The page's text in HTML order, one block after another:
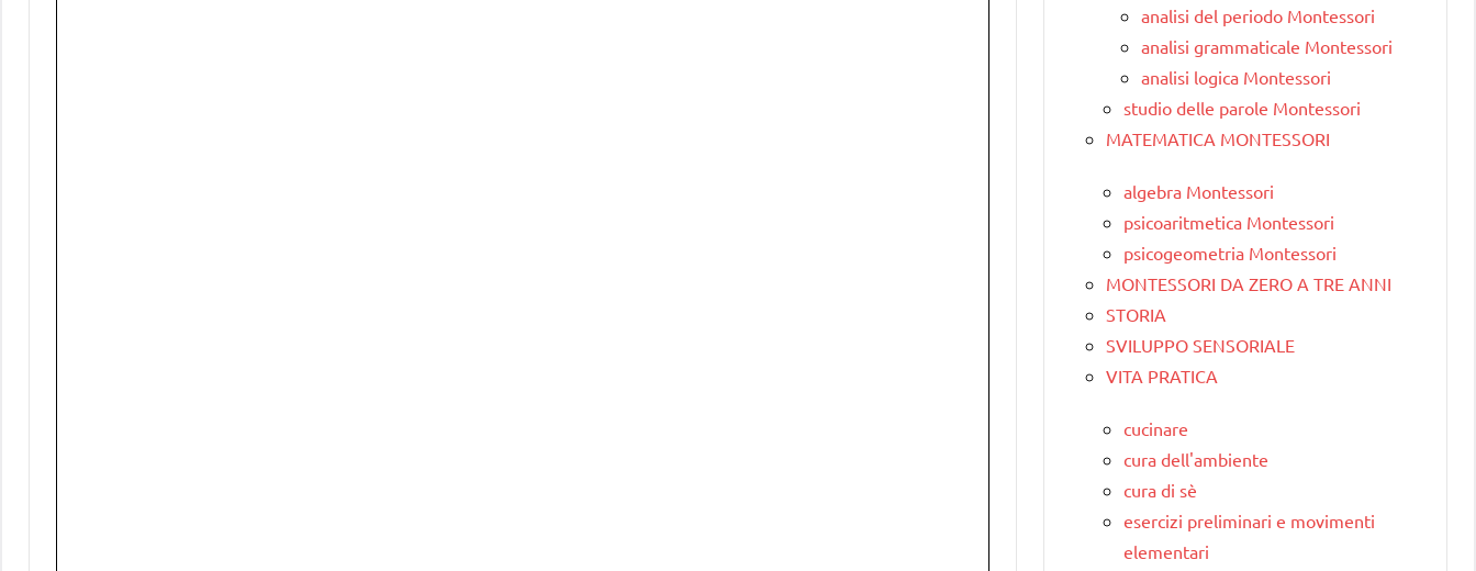
analisi del periodo Montessori
analisi grammaticale Montessori
analisi logica Montessori
studio delle parole Montessori
MATEMATICA MONTESSORI
algebra Montessori
psicoaritmetica Montessori
psicogeometria Montessori
MONTESSORI DA ZERO A TRE ANNI
STORIA
SVILUPPO SENSORIALE
VITA PRATICA
cucinare
cura dell'ambiente
cura di sè
esercizi preliminari e movimenti
elementari